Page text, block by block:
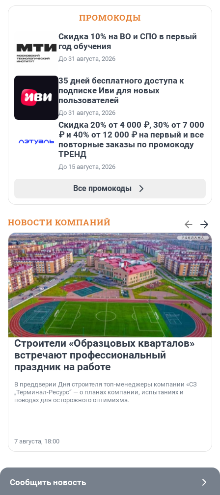
ПРОМОКОДЫ
Скидка 10% на ВО и СПО в первый
год обучения
До 31 августа, 2026
35 дней бесплатного доступа к
подписке Иви для новых
пользователей
До 31 августа, 2026
Скидка 20% от 4 000 ₽, 30% от 7 000
₽ и 40% от 12 000 ₽ на первый и все
повторные заказы по промокоду
ТРЕНД
До 15 августа, 2026
Все промокоды
НОВОСТИ КОМПАНИЙ
Строители «Образцовых кварталов»
встречают профессиональный
праздник на работе
В преддверии Дня строителя топ-менеджеры компании «СЗ
„Терминал-Ресурс“ — о планах компании, испытаниях и
поводах для осторожного оптимизма.
7 августа, 18:00
Сообщить новость